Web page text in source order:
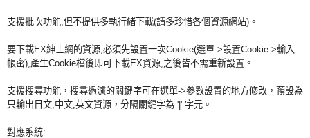
支援批次功能,但不提供多執行緒下載(請多珍惜各個資源網站)。
要下載EX紳士網的資源,必須先設置一次Cookie(選單->設置Cookie->輸入
帳密),產生Cookie檔後即可下載EX資源,之後皆不需重新設置。
支援搜尋功能，搜尋過濾的關鍵字可在選單->參數設置的地方修改， 預設為
只輸出日文,中文,英文資源，分隔關鍵字為 '|' 字元。
對應系統: